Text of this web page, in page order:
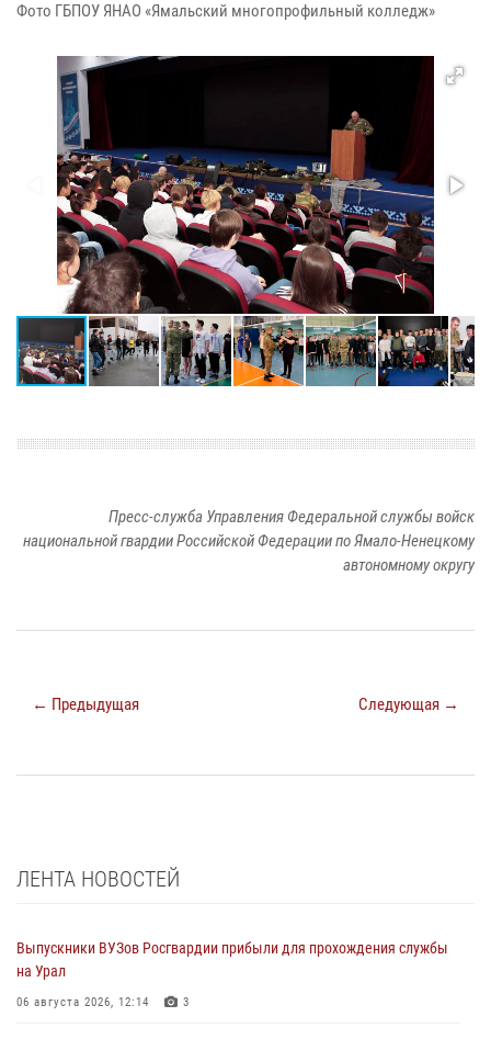
Фото ГБПОУ ЯНАО «Ямальский многопрофильный колледж»
Пресс-служба Управления Федеральной службы войск
национальной гвардии Российской Федерации по Ямало-Ненецкому
автономному округу
← Предыдущая Следующая →
ЛЕНТА НОВОСТЕЙ
Выпускники ВУЗов Росгвардии прибыли для прохождения службы
на Урал
06 августа 2026, 12:14 3